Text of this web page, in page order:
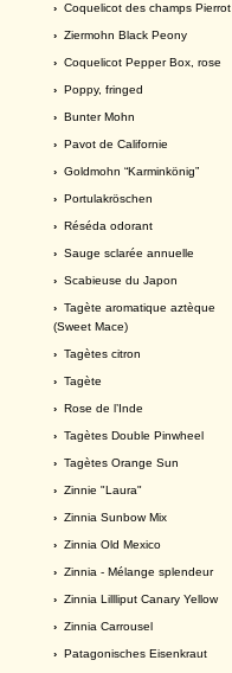
› Coquelicot des champs Pierrot
› Ziermohn Black Peony
› Coquelicot Pepper Box, rose
› Poppy, fringed
› Bunter Mohn
› Pavot de Californie
› Goldmohn “Karminkönig”
› Portulakröschen
› Réséda odorant
› Sauge sclarée annuelle
› Scabieuse du Japon
› Tagète aromatique aztèque
(Sweet Mace)
› Tagètes citron
› Tagète
› Rose de l’Inde
› Tagètes Double Pinwheel
› Tagètes Orange Sun
› Zinnie "Laura"
› Zinnia Sunbow Mix
› Zinnia Old Mexico
› Zinnia - Mélange splendeur
› Zinnia Lillliput Canary Yellow
› Zinnia Carrousel
› Patagonisches Eisenkraut